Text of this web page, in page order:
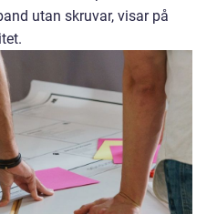
utan skruvar, visar på